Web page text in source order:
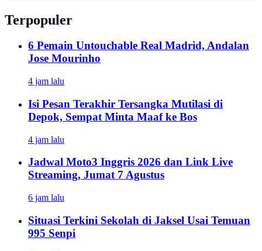
Terpopuler
6 Pemain Untouchable Real Madrid, Andalan
Jose Mourinho
4 jam lalu
Isi Pesan Terakhir Tersangka Mutilasi di
Depok, Sempat Minta Maaf ke Bos
4 jam lalu
Jadwal Moto3 Inggris 2026 dan Link Live
Streaming, Jumat 7 Agustus
6 jam lalu
Situasi Terkini Sekolah di Jaksel Usai Temuan
995 Senpi